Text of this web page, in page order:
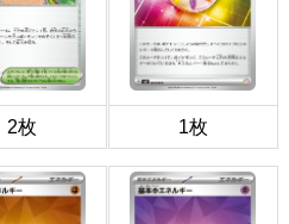
2枚 1枚